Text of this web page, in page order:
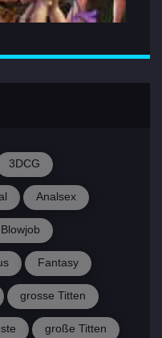
3DCG
Analsex
Blowjob
Fantasy
grosse Titten
große Titten